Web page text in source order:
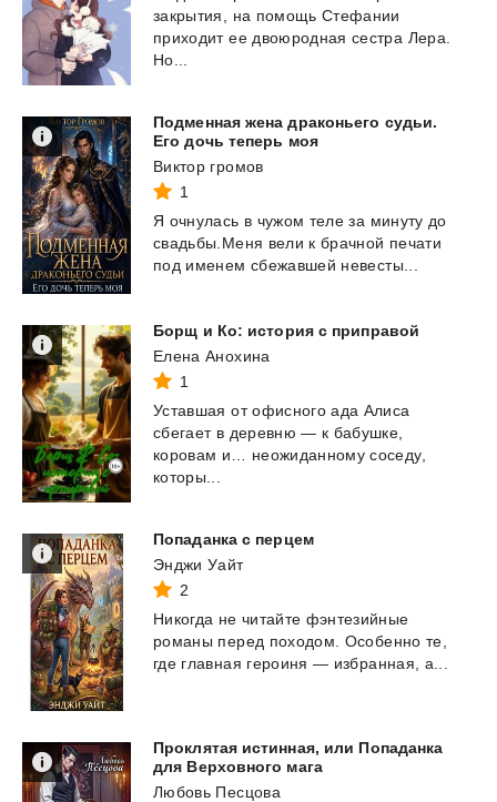
закрытия, на помощь Стефании
приходит ее двоюродная сестра Лера.
Но...
Подменная жена драконьего судьи.
Его дочь теперь моя
Виктор громов
1
Я очнулась в чужом теле за минуту до
свадьбы.Меня вели к брачной печати
под именем сбежавшей невесты...
Борщ и Ко: история с приправой
Елена Анохина
1
Уставшая от офисного ада Алиса
сбегает в деревню — к бабушке,
коровам и… неожиданному соседу,
которы...
Попаданка с перцем
Энджи Уайт
2
Никогда не читайте фэнтезийные
романы перед походом. Особенно те,
где главная героиня — избранная, а...
Проклятая истинная, или Попаданка
для Верховного мага
Любовь Песцова